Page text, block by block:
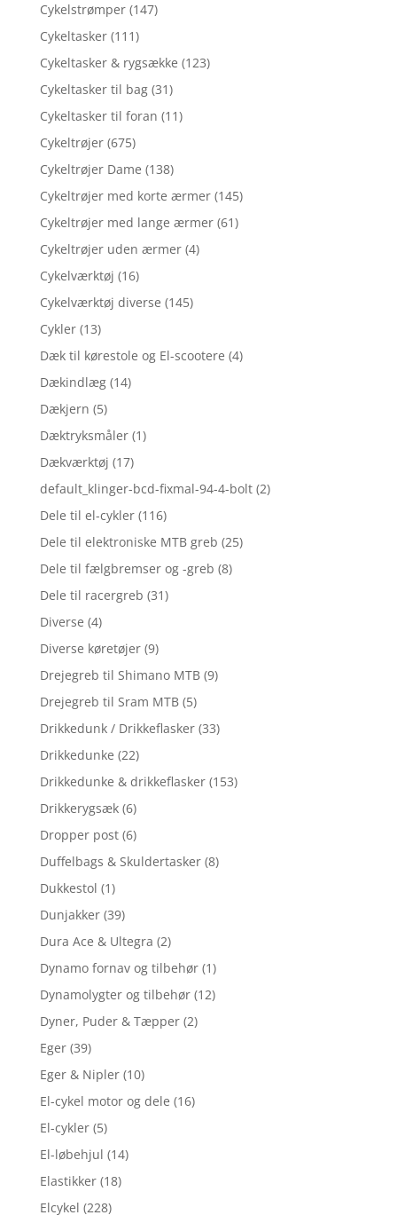
Cykelstrømper (147)
Cykeltasker (111)
Cykeltasker & rygsække (123)
Cykeltasker til bag (31)
Cykeltasker til foran (11)
Cykeltrøjer (675)
Cykeltrøjer Dame (138)
Cykeltrøjer med korte ærmer (145)
Cykeltrøjer med lange ærmer (61)
Cykeltrøjer uden ærmer (4)
Cykelværktøj (16)
Cykelværktøj diverse (145)
Cykler (13)
Dæk til kørestole og El-scootere (4)
Dækindlæg (14)
Dækjern (5)
Dæktryksmåler (1)
Dækværktøj (17)
default_klinger-bcd-fixmal-94-4-bolt (2)
Dele til el-cykler (116)
Dele til elektroniske MTB greb (25)
Dele til fælgbremser og -greb (8)
Dele til racergreb (31)
Diverse (4)
Diverse køretøjer (9)
Drejegreb til Shimano MTB (9)
Drejegreb til Sram MTB (5)
Drikkedunk / Drikkeflasker (33)
Drikkedunke (22)
Drikkedunke & drikkeflasker (153)
Drikkerygsæk (6)
Dropper post (6)
Duffelbags & Skuldertasker (8)
Dukkestol (1)
Dunjakker (39)
Dura Ace & Ultegra (2)
Dynamo fornav og tilbehør (1)
Dynamolygter og tilbehør (12)
Dyner, Puder & Tæpper (2)
Eger (39)
Eger & Nipler (10)
El-cykel motor og dele (16)
El-cykler (5)
El-løbehjul (14)
Elastikker (18)
Elcykel (228)